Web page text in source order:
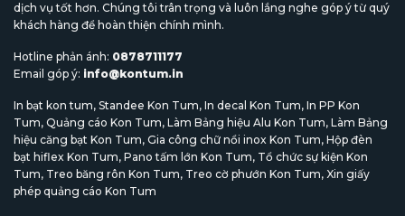
dịch vụ tốt hơn. Chúng tôi trân trọng và luôn lắng nghe góp ý từ quý
khách hàng để hoàn thiện chính mình.
Hotline phản ánh: 0878711177
Email góp ý: info@kontum.in
In bạt kon tum, Standee Kon Tum, In decal Kon Tum, In PP Kon
Tum, Quảng cáo Kon Tum, Làm Bảng hiệu Alu Kon Tum, Làm Bảng
hiệu căng bạt Kon Tum, Gia công chữ nổi inox Kon Tum, Hộp đèn
bạt hiflex Kon Tum, Pano tấm lớn Kon Tum, Tổ chức sự kiện Kon
Tum, Treo băng rôn Kon Tum, Treo cờ phướn Kon Tum, Xin giấy
phép quảng cáo Kon Tum